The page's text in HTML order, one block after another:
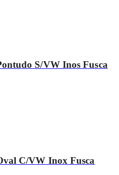
S/VW Inos Fusca
C/VW Inox Fusca